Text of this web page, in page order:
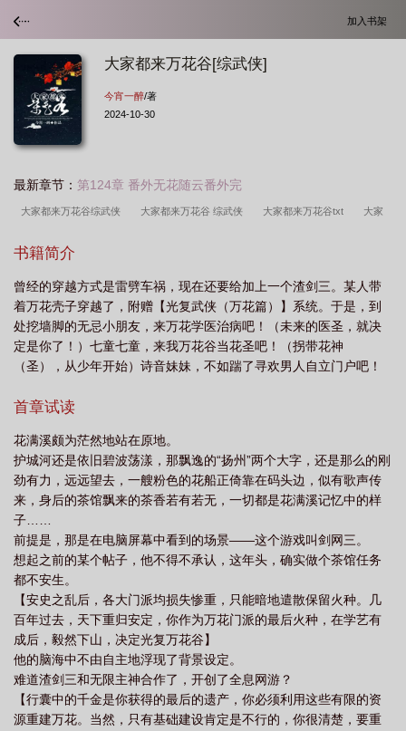
加入书架
大家都来万花谷[综武侠]
今宵一醉/著
2024-10-30
最新章节： 第124章 番外无花随云番外完
大家都来万花谷综武侠 大家都来万花谷 综武侠 大家都来万花谷txt 大家
书籍简介
曾经的穿越方式是雷劈车祸，现在还要给加上一个渣剑三。某人带
着万花壳子穿越了，附赠【光复武侠（万花篇）】系统。于是，到
处挖墙脚的无忌小朋友，来万花学医治病吧！（未来的医圣，就决
定是你了！）七童七童，来我万花谷当花圣吧！（拐带花神
（圣），从少年开始）诗音妹妹，不如踹了寻欢男人自立门户吧！
首章试读
花满溪颇为茫然地站在原地。
护城河还是依旧碧波荡漾，那飘逸的“扬州”两个大字，还是那么的刚
劲有力，远远望去，一艘粉色的花船正倚靠在码头边，似有歌声传
来，身后的茶馆飘来的茶香若有若无，一切都是花满溪记忆中的样
子……
前提是，那是在电脑屏幕中看到的场景——这个游戏叫剑网三。
想起之前的某个帖子，他不得不承认，这年头，确实做个茶馆任务
都不安生。
【安史之乱后，各大门派均损失惨重，只能暗地遣散保留火种。几
百年过去，天下重归安定，你作为万花门派的最后火种，在学艺有
成后，毅然下山，决定光复万花谷】
他的脑海中不由自主地浮现了背景设定。
难道渣剑三和无限主神合作了，开创了全息网游？
【行囊中的千金是你获得的最后的遗产，你必须利用这些有限的资
源重建万花。当然，只有基础建设肯定是不行的，你很清楚，要重